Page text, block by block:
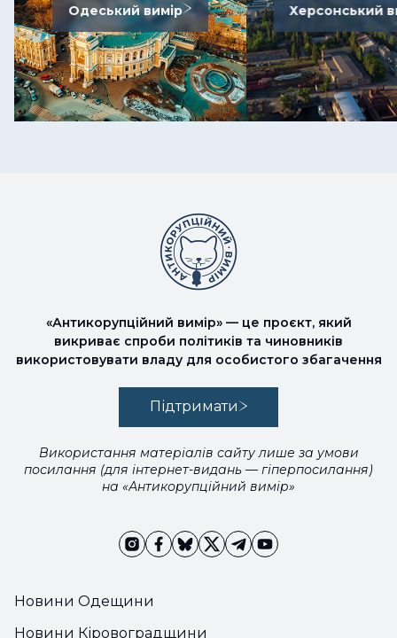
Одеський вимір Херсонський
Новини Одещини
Новини Кіровоградщини
«Антикорупційний вимір» — це проєкт, який
викриває спроби політиків та чиновників
використовувати владу для особистого збагачення
Підтримати
Використання матеріалів сайту лише за умови
посилання (для інтернет-видань — гіперпосилання)
на «Антикорупційний вимір»